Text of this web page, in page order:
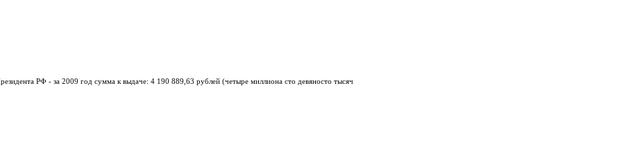
РФ - за 2009 год сумма к выдаче: 4 190 889,63 рублей (четыре миллиона сто девяносто тысяч